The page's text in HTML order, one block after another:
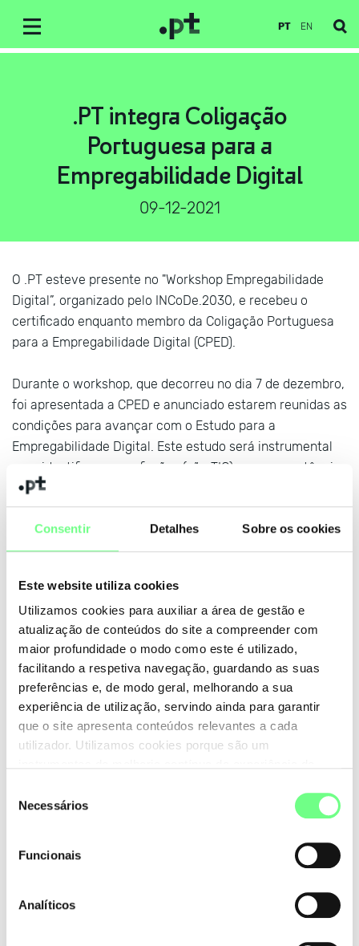
Consentir Detalhes Sobre os cookies
Este website utiliza cookies
Utilizamos cookies para auxiliar a área de gestão e
atualização de conteúdos do site a compreender com
maior profundidade o modo como este é utilizado,
facilitando a respetiva navegação, guardando as suas
preferências e, de modo geral, melhorando a sua
experiência de utilização, servindo ainda para garantir
que o site apresenta conteúdos relevantes a cada
utilizador. Utilizamos cookies porque são um
Necessários
Funcionais
Analíticos
PT EN
.PT integra Coligação
Portuguesa para a
Empregabilidade Digital
09-12-2021
O .PT esteve presente no "Workshop Empregabilidade
Digital”, organizado pelo INCoDe.2030, e recebeu o
certificado enquanto membro da Coligação Portuguesa
para a Empregabilidade Digital (CPED).
Durante o workshop, que decorreu no dia 7 de dezembro,
foi apresentada a CPED e anunciado estarem reunidas as
condições para avançar com o Estudo para a
Empregabilidade Digital. Este estudo será instrumental
para identificar as profissões (não TIC) e as competências
digitais necessárias para as exercer face às exigências
do mercado já em perspetiva.
O evento contou com a presença de vários membros da
André de Aragão Azevedo.
+ notícias